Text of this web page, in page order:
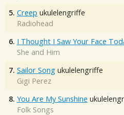
5. Creep ukulelengriffe
Radiohead
6. I Thought I Saw Your Face
She and Him
7. Sailor Song ukulelengriffe
Gigi Perez
8. You Are My Sunshine
Folk Songs